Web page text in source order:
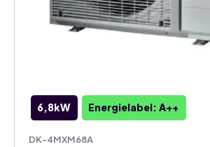
6,8kW Energielabel: A++
DK-4MXM68A